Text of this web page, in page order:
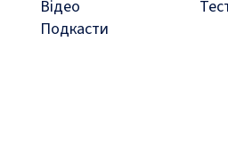
Відео
Подкасти